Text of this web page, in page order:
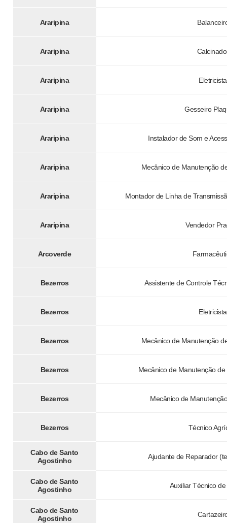
Araripina
Araripina
Araripina Eletricista
Araripina Gesseiro
Araripina Instalador de Som e
Araripina Mecânico de Manutenção
Araripina Montador de Linha de
Araripina Vendedor
Arcoverde
Bezerros Assistente de Controle
Bezerros Eletricista
Bezerros Mecânico de Manutenção
Bezerros Mecânico de Manutenção
Bezerros Mecânico de
Bezerros Técnico
Cabo de Santo
Agostinho
Ajudante de Reparador
Cabo de Santo
Agostinho
Auxiliar Técnico
Cabo de Santo
Agostinho